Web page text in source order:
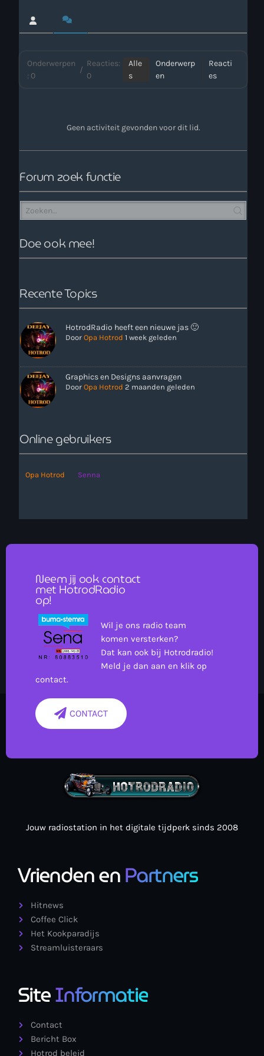
Webcam
HotrodRadio – Contact
12:00 - 18:00
Onze Non-Stop draait 24/7 op de uren als er geen Live-Dj
Nieuws
Onderwerpen
: 0
/
Reacties:
0
Alle
s
Onderwerp
en
Reacti
es
Geen activiteit gevonden voor dit lid.
Forum zoek functie
Doe ook mee!
Recente Topics
HotrodRadio heeft een nieuwe jas 🙂
Door Opa Hotrod 1 week geleden
Graphics en Designs aanvragen
Door Opa Hotrod 2 maanden geleden
Online gebruikers
Opa Hotrod Senna
Neem jij ook contact
met HotrodRadio
op!
Wil je ons radio team
komen versterken?
Dat kan ook bij Hotrodradio!
Meld je dan aan en klik op
contact.
CONTACT
Jouw radiostation in het digitale tijdperk sinds 2008
Vrienden enPartners
Hitnews
Coffee Click
Het Kookparadijs
Streamluisteraars
SiteInformatie
Contact
Bericht Box
Hotrod beleid